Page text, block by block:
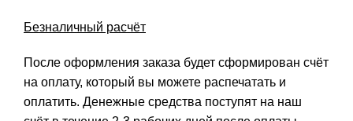
Безналичный расчёт
После оформления заказа будет сформирован счёт
на оплату, который вы можете распечатать и
оплатить. Денежные средства поступят на наш